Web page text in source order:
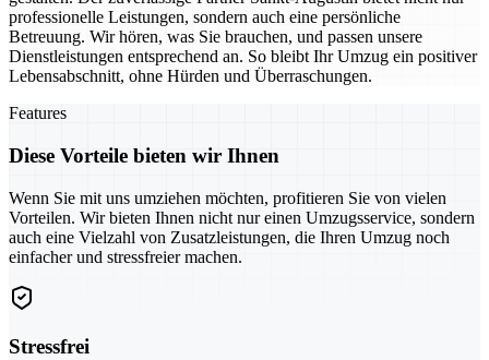
professionelle Leistungen, sondern auch eine persönliche
Betreuung. Wir hören, was Sie brauchen, und passen unsere
Dienstleistungen entsprechend an. So bleibt Ihr Umzug ein positiver
Lebensabschnitt, ohne Hürden und Überraschungen.
Features
Diese Vorteile bieten wir Ihnen
Wenn Sie mit uns umziehen möchten, profitieren Sie von vielen
Vorteilen. Wir bieten Ihnen nicht nur einen Umzugsservice, sondern
auch eine Vielzahl von Zusatzleistungen, die Ihren Umzug noch
einfacher und stressfreier machen.
Stressfrei